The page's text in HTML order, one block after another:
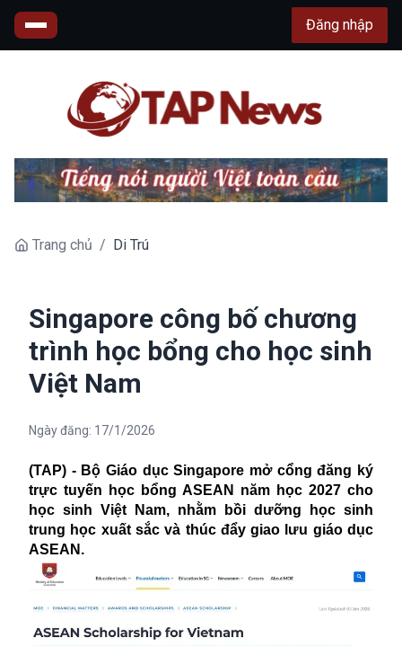
Đăng nhập
Trang chủ / Di Trú
Singapore công bố chương
trình học bổng cho học sinh
Việt Nam
Ngày đăng: 17/1/2026
(TAP) - Bộ Giáo dục Singapore mở cổng đăng ký
trực tuyến học bổng ASEAN năm học 2027 cho
học sinh Việt Nam, nhằm bồi dưỡng học sinh
trung học xuất sắc và thúc đẩy giao lưu giáo dục
ASEAN.